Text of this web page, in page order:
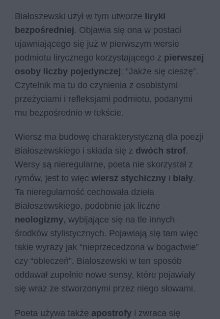
Białoszewski użył w tym utworze liryki
bezpośredniej. Objawia się ona w postaci
ujawniającego się już w pierwszym wersie
podmiotu lirycznego korzystającego z pierwszej
osoby liczby pojedynczej: “Jak­że się cie­szę”.
Czytelnik ma tu do czynienia z osobistymi
przeżyciami i refleksjami podmiotu, podanymi
mu bezpośrednio w tekście.
Wiersz ma budowę charakterystyczną dla poezji
Białoszewskiego i składa się z dwóch strof.
Wersy są nieregularne, poeta nie skorzystał z
rymów, jest to więc wiersz stychiczny i biały.
Ta nieregularność cechowała dzieła
Białoszewskiego, podobnie jak liczne
neologizmy, wybijające się na tle innych
środków stylistycznych. Pojawiają się tam więc
takie wyrazy jak “nieprzecedzona w bogactwie”
czy “obleczeń”. Białoszewski w ten sposób
oddawał zupełnie nowe sensy, które pojawiały
się wraz ze stworzonymi przez niego słowami.
Poeta używa także apostrofy i zwraca się